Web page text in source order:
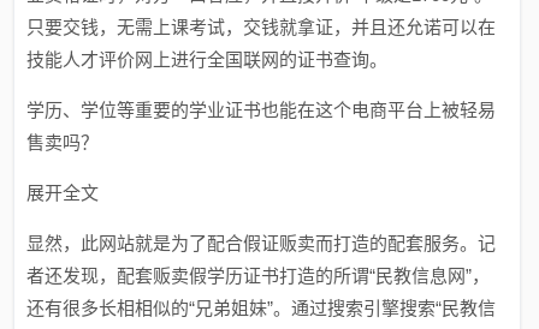
只要交钱，无需上课考试，交钱就拿证，并且还允诺可以在
技能人才评价网上进行全国联网的证书查询。
学历、学位等重要的学业证书也能在这个电商平台上被轻易
售卖吗？
展开全文
显然，此网站就是为了配合假证贩卖而打造的配套服务。记
者还发现，配套贩卖假学历证书打造的所谓“民教信息网”，
还有很多长相相似的“兄弟姐妹”。通过搜索引擎搜索“民教信